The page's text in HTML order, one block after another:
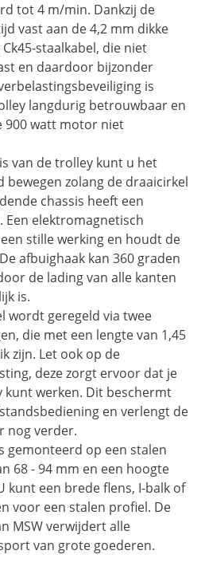
tot 4 m/min. Dankzij de
vast aan de 4,2 mm dikke
staalkabel, die niet
en daardoor bijzonder
is
langdurig betrouwbaar en
900 watt motor niet
van de trolley kunt u het
zolang de draaicirkel
chassis heeft een
Een elektromagnetisch
stille werking en houdt de
afbuighaak kan 360 graden
de lading van alle kanten
is.
wordt geregeld via twee
die met een lengte van 1,45
zijn. Let ook op de
deze zorgt ervoor dat je
werken. Dit beschermt
en verlengt de
nog verder.
gemonteerd op een stalen
68 - 94 mm en een hoogte
kunt een brede flens, I-balk of
voor een stalen profiel. De
MSW verwijdert alle
van grote goederen.